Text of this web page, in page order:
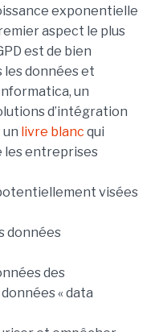
exponentielle
aspect le plus
est de bien
données et
un
d’intégration
un livre blanc qui
les entreprises
visées
données
des
« data